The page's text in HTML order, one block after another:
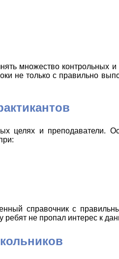
множество контрольных
не только с правильно
целях и преподаватели.
справочник с
не пропал интерес к